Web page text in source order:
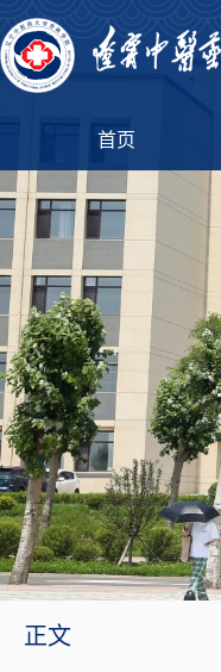
首页
正文